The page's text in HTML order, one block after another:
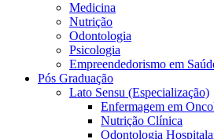
Medicina
Nutrição
Odontologia
Psicologia
Empreendedorismo em
Pós Graduação
Lato Sensu (Especialização)
Enfermagem em
Nutrição Clínica
Odontologia